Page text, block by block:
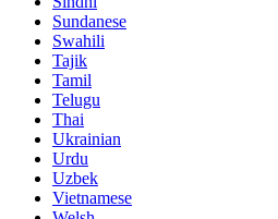
Sundanese
Swahili
Tajik
Tamil
Telugu
Thai
Ukrainian
Urdu
Uzbek
Vietnamese